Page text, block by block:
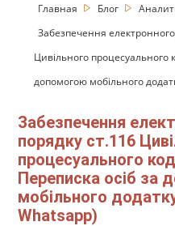
Главная Блог
Забезпечення
Цивільного процесуального
допомогою мобільного
Забезпечення
порядку ст.116
процесуального
Переписка осіб за
мобільного
Whatsapp)